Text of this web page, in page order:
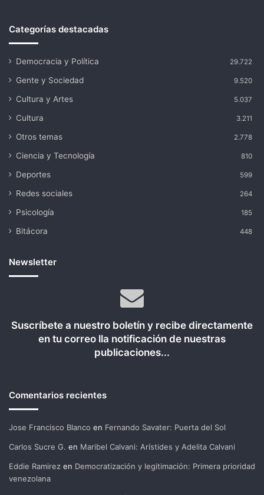
Categorías destacadas
Democracia y Política 29.722
Gente y Sociedad 9.520
Cultura y Artes 5.037
Cultura 3.211
Otros temas 2.778
Ciencia y Tecnología 810
Deportes 599
Redes sociales 264
Psicología 185
Bitácora 448
Newsletter
Suscríbete a nuestro boletín y recibe directamente
en tu correo lla notificación de nuestras
publicaciones...
Comentarios recientes
Jose Francisco Blanco en Fernando Savater: Puerta del Sol
Carlos Sucre G. en Maribel Calvani: Arístides y Adelita Calvani
Eddie Ramirez en Democratización y legitimación: Primera prioridad
venezolana